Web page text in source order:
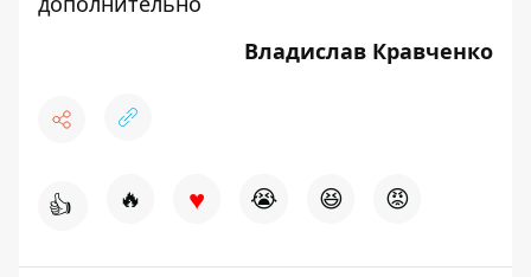
Владислав Кравченко
👍 🔥 ♥ 😭 😆 😡